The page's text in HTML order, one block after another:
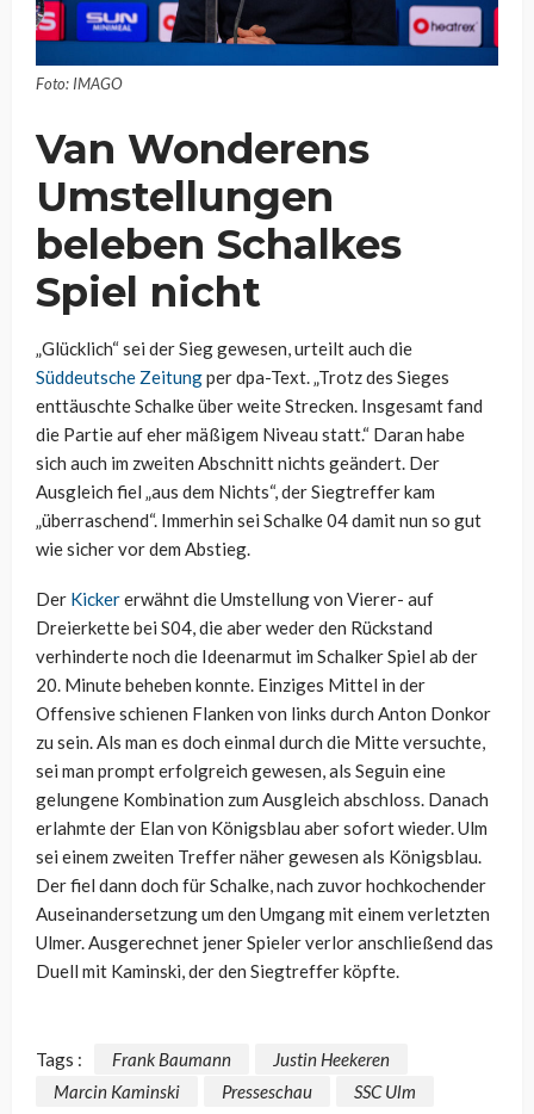
Foto: IMAGO
Van Wonderens
Umstellungen
beleben Schalkes
Spiel nicht
„Glücklich“ sei der Sieg gewesen, urteilt auch die
Süddeutsche Zeitungper dpa-Text. „Trotz des Sieges
enttäuschte Schalke über weite Strecken. Insgesamt fand
die Partie auf eher mäßigem Niveau statt.“ Daran habe
sich auch im zweiten Abschnitt nichts geändert. Der
Ausgleich fiel „aus dem Nichts“, der Siegtreffer kam
„überraschend“. Immerhin sei Schalke 04 damit nun so gut
wie sicher vor dem Abstieg.
Der Kickererwähnt die Umstellung von Vierer- auf
Dreierkette bei S04, die aber weder den Rückstand
verhinderte noch die Ideenarmut im Schalker Spiel ab der
20. Minute beheben konnte. Einziges Mittel in der
Offensive schienen Flanken von links durch Anton Donkor
zu sein. Als man es doch einmal durch die Mitte versuchte,
sei man prompt erfolgreich gewesen, als Seguin eine
gelungene Kombination zum Ausgleich abschloss. Danach
erlahmte der Elan von Königsblau aber sofort wieder. Ulm
sei einem zweiten Treffer näher gewesen als Königsblau.
Der fiel dann doch für Schalke, nach zuvor hochkochender
Auseinandersetzung um den Umgang mit einem verletzten
Ulmer. Ausgerechnet jener Spieler verlor anschließend das
Duell mit Kaminski, der den Siegtreffer köpfte.
Tags : Frank Baumann
Justin Heekeren
Marcin Kaminski
Presseschau SSC Ulm